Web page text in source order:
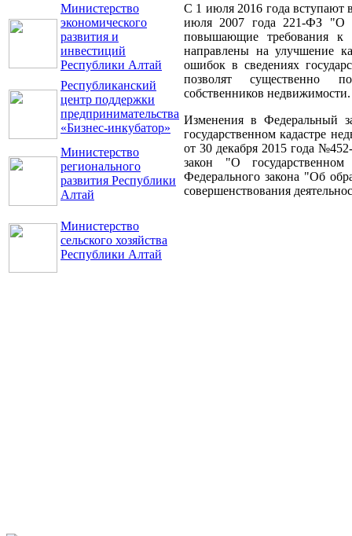
Министерство
экономического
развития и
инвестиций
Республики Алтай
Республиканский
центр поддержки
предпринимательства
«Бизнес-инкубатор»
Министерство
регионального
развития Республики
Алтай
Министерство
сельского хозяйства
Республики Алтай
С 1 июля 2016 года вступают
июля 2007 года 221-ФЗ "О
повышающие требования к
направлены на улучшение
ошибок в сведениях
позволят существенно
собственников недвижимости.
Изменения в
государственном кадастре
от 30 декабря 2015 года
закон "О
Федерального закона "Об
совершенствования